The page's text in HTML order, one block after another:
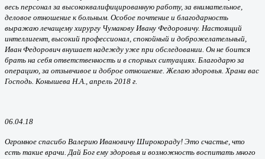
весь персонал за высококвалифицированную работу, за внимательное,
деловое отношение к больным. Особое почтение и благодарность
выражаю лечащему хирургу Чумакову Ивану Федоровичу. Настоящий
интеллигент, высокий профессионал, спокойный и доброжелательный,
Иван Федорович внушает надежду уже при обследовании. Он не боится
брать на себя ответственность и в спорных ситуациях. Благодарю за
операцию, за отзывчивое и доброе отношение. Желаю здоровья. Храни вас
Господь. Конышева Н.А., апрель 2018 г.
06.04.18
Огромное спасибо Валерию Ивановичу Широкораду! Это счастье, что
есть такие врачи. Дай Бог ему здоровья и возможность воспитать много